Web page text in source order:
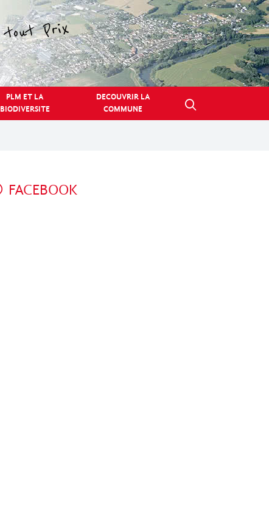
PLM ET LA
BIODIVERSITE
DECOUVRIR LA
COMMUNE
FACEBOOK